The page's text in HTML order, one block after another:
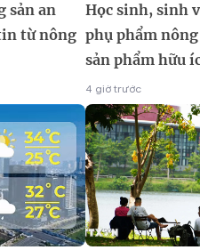
sản an
từ nông
Học sinh, sinh
phụ phẩm
sản phẩm hữu
4 giờ trước